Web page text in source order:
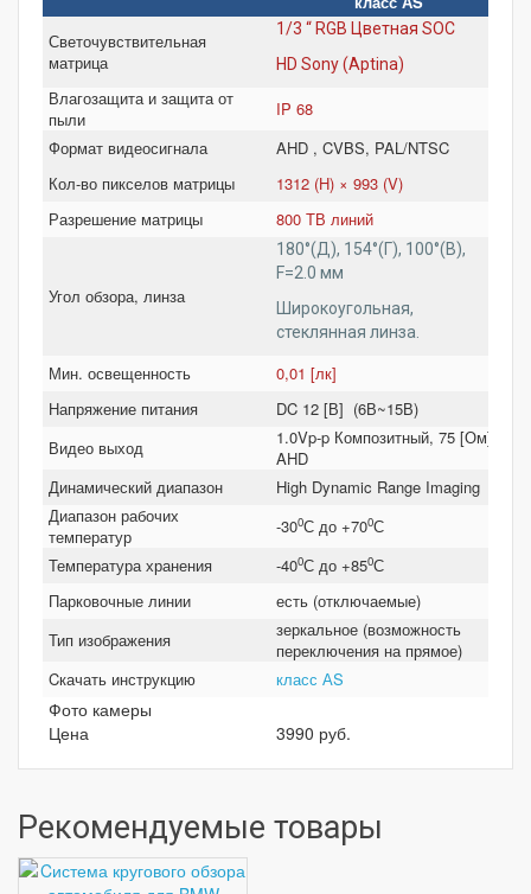
Светочувствительная
матрица
1/3 “ RGB Цветная SOC
HD Sony (Aptina)
Влагозащита и защита от
пыли
IP 68
Формат видеосигнала
AHD , CVBS, PAL/NTSC
Кол-во пикселов матрицы
1312 (H) × 993 (V)
Разрешение матрицы
800 ТВ линий
Угол обзора, линза
180°(Д), 154°(Г), 100°(В),
F=2.0 мм
Широкоугольная,
стеклянная линза.
Мин. освещенность
0,01 [лк]
Напряжение питания
DC 12 [В] (6В~15В)
Видео выход
1.0Vp-p Композитный, 75 [Ом] /
AHD
Динамический диапазон
High Dynamic Range Imaging
Диапазон рабочих
температур
-300С до +700С
Температура хранения
-400С до +850С
Парковочные линии
есть (отключаемые)
Тип изображения
зеркальное (возможность
переключения на прямое)
Cкачать инструкцию
класс АS
Фото камеры
Цена
3990 руб.
Рекомендуемые товары